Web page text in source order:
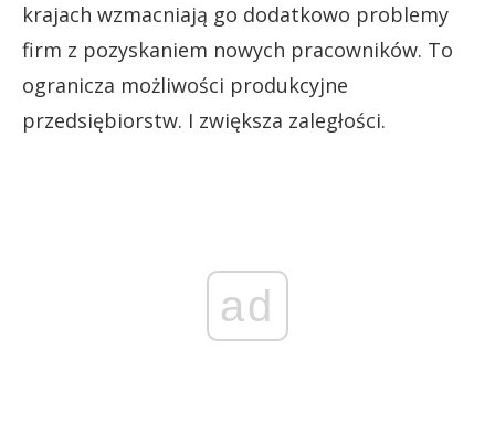
krajach wzmacniają go dodatkowo problemy
firm z pozyskaniem nowych pracowników. To
ogranicza możliwości produkcyjne
przedsiębiorstw. I zwiększa zaległości.
ad